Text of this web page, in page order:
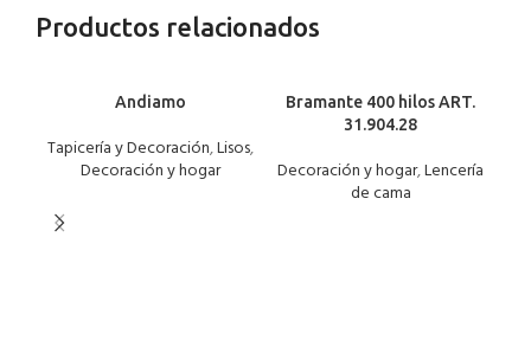
Productos relacionados
Andiamo
Tapicería y Decoración,Lisos,
Decoración y hogar
Bramante 400 hilos ART.
31.904.28
Decoración y hogar,Lencería
de cama